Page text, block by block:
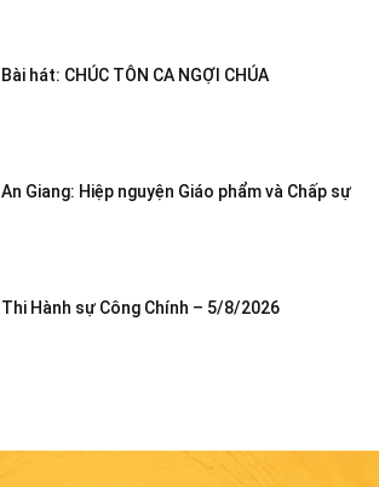
Bài hát: CHÚC TÔN CA NGỢI CHÚA
An Giang: Hiệp nguyện Giáo phẩm và Chấp sự
Thi Hành sự Công Chính – 5/8/2026